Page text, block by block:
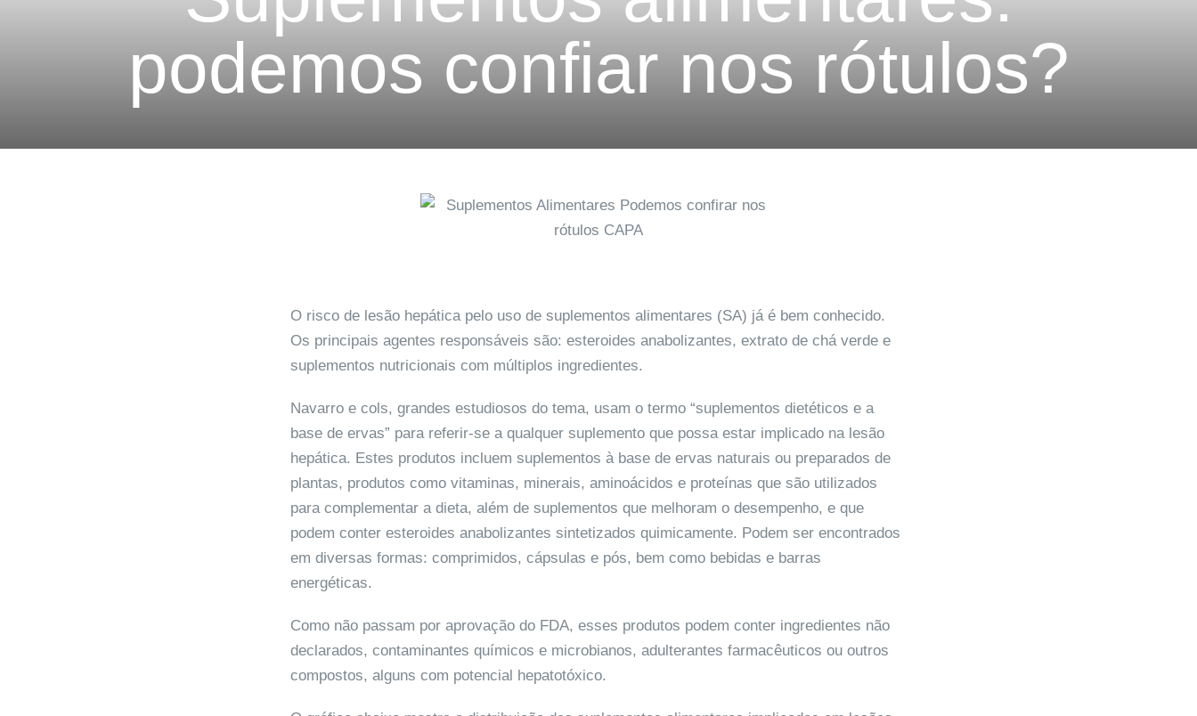
podemos confiar nos rótulos?
O risco de lesão hepática pelo uso de suplementos alimentares (SA) já é bem conhecido.
Os principais agentes responsáveis são: esteroides anabolizantes, extrato de chá verde e
suplementos nutricionais com múltiplos ingredientes.
Navarro e cols, grandes estudiosos do tema, usam o termo “suplementos dietéticos e a
base de ervas” para referir-se a qualquer suplemento que possa estar implicado na lesão
hepática. Estes produtos incluem suplementos à base de ervas naturais ou preparados de
plantas, produtos como vitaminas, minerais, aminoácidos e proteínas que são utilizados
para complementar a dieta, além de suplementos que melhoram o desempenho, e que
podem conter esteroides anabolizantes sintetizados quimicamente. Podem ser encontrados
em diversas formas: comprimidos, cápsulas e pós, bem como bebidas e barras
energéticas.
Como não passam por aprovação do FDA, esses produtos podem conter ingredientes não
declarados, contaminantes químicos e microbianos, adulterantes farmacêuticos ou outros
compostos, alguns com potencial hepatotóxico.